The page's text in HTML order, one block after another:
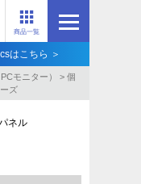
商品一覧
はこちら ＞
モニター） > 個
ズ
ネル